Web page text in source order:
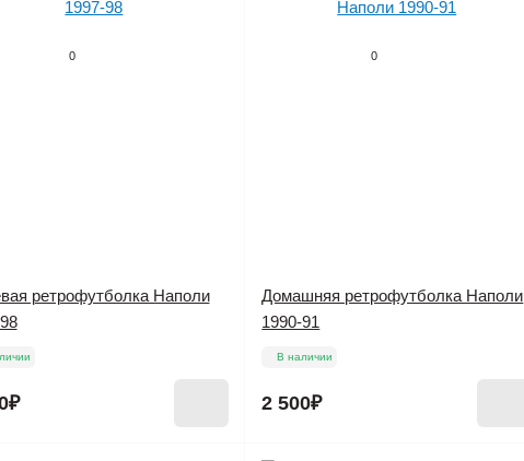
0
ретрофутболка Наполи
0
Домашняя ретрофутболка Наполи
1990-91
В наличии
2 500₽